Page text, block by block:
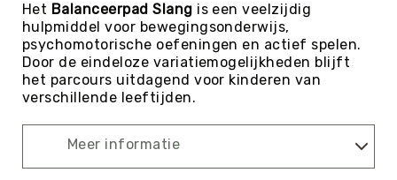
Yoga
Accessoires
KinderYoga
Meditatiekussens
Yoga
Pakketten
Yogamat
reiniging
Het Balanceerpad Slang is een veelzijdig
hulpmiddel voor bewegingsonderwijs,
psychomotorische oefeningen en actief spelen.
Door de eindeloze variatiemogelijkheden blijft
het parcours uitdagend voor kinderen van
verschillende leeftijden.
Meer informatie